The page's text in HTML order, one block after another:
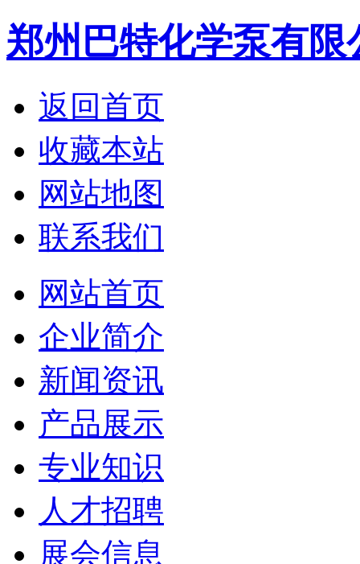
郑州巴特化学泵有限
返回首页
收藏本站
网站地图
联系我们
网站首页
企业简介
新闻资讯
产品展示
专业知识
人才招聘
展会信息